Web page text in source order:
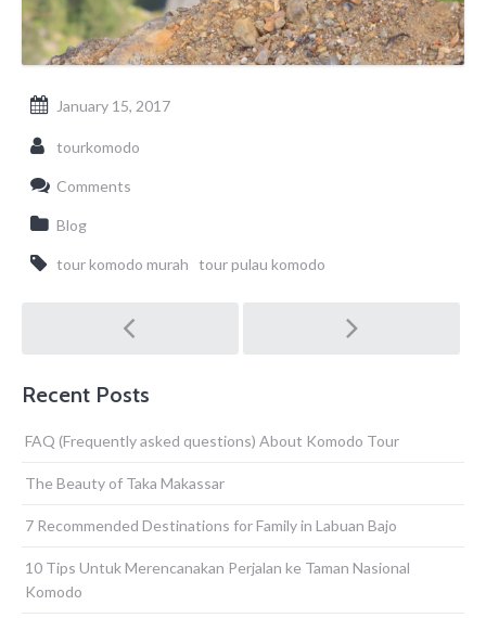
January 15, 2017
tourkomodo
Comments
Blog
tour komodo murah tour pulau komodo
Post
navigation
Recent Posts
FAQ (Frequently asked questions) About Komodo Tour
The Beauty of Taka Makassar
7 Recommended Destinations for Family in Labuan Bajo
10 Tips Untuk Merencanakan Perjalan ke Taman Nasional
Komodo